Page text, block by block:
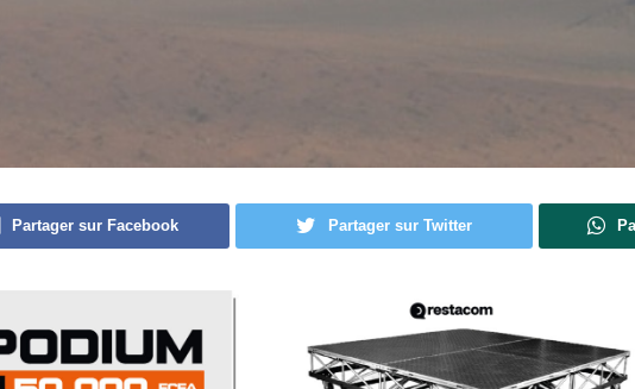
Partager sur Facebook Partager sur Twitter